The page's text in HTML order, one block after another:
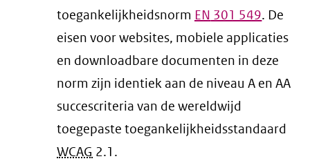
toegankelijkheidsnorm EN 301 549. De
eisen voor websites, mobiele applicaties
en downloadbare documenten in deze
norm zijn identiek aan de niveau A en AA
succescriteria van de wereldwijd
toegepaste toegankelijkheidsstandaard
WCAG 2.1 .